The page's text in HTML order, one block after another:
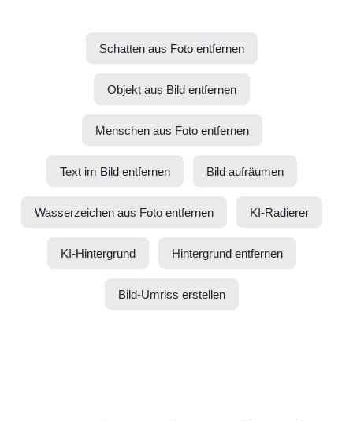
Schatten aus Foto entfernen
Objekt aus Bild entfernen
Menschen aus Foto entfernen
Text im Bild entfernen Bild aufräumen
Wasserzeichen aus Foto entfernen KI-Radierer
KI-Hintergrund Hintergrund entfernen
Bild-Umriss erstellen